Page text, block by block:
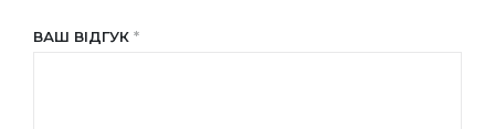
ВАШ ВІДГУК *